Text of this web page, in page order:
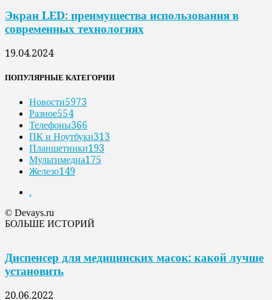
Экран LED: преимущества использования в
современных технологиях
19.04.2024
ПОПУЛЯРНЫЕ КАТЕГОРИИ
Новости5973
Разное554
Телефоны366
ПК и Ноутбуки313
Планшетники193
Мультимедиа175
Железо149
.
© Devays.ru
БОЛЬШЕ ИСТОРИЙ
Диспенсер для медицинских масок: какой лучше
установить
20.06.2022